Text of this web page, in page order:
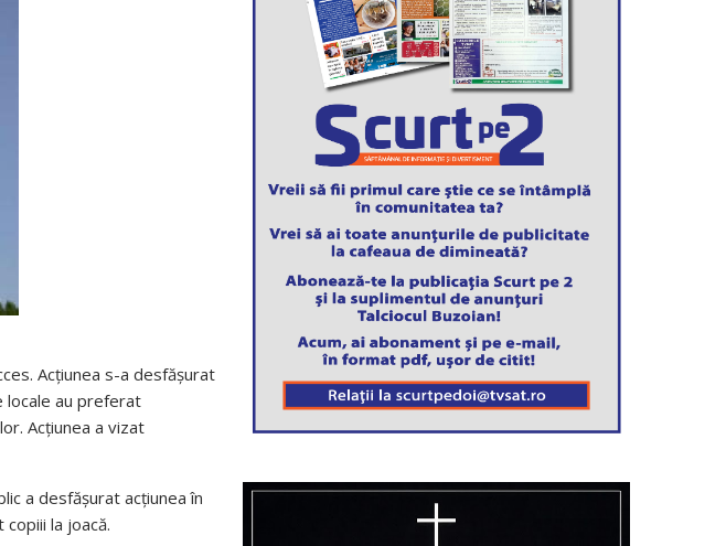
Acțiunea s-a desfășurat
locale au preferat
Acțiunea a vizat
a desfășurat acțiunea în
la joacă.